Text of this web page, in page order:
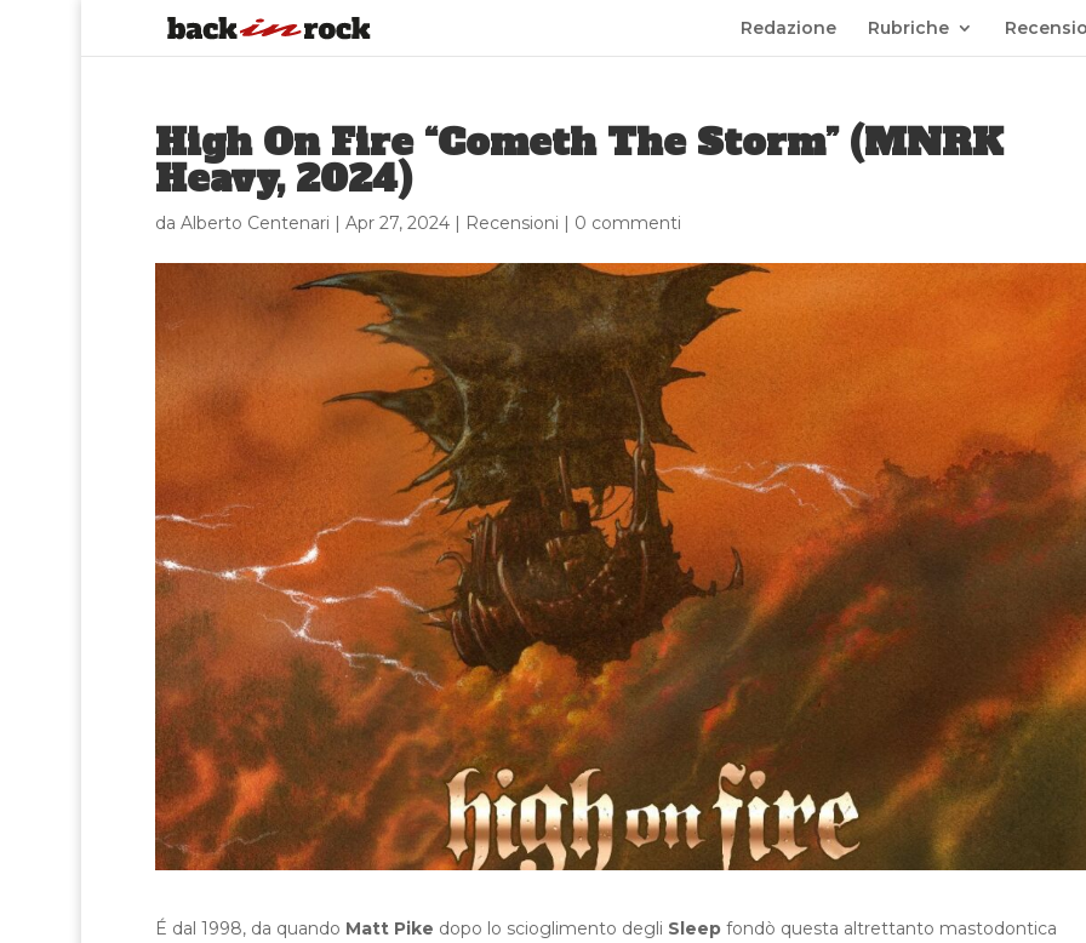
Redazione Rubriche
High On Fire “Cometh The Storm” (MNRK
Heavy, 2024)
da Alberto Centenari | Apr 27, 2024| Recensioni | 0 commenti
É dal 1998, da quando Matt Pike dopo lo scioglimento degli Sleepfondò questa altrettanto mastodontica